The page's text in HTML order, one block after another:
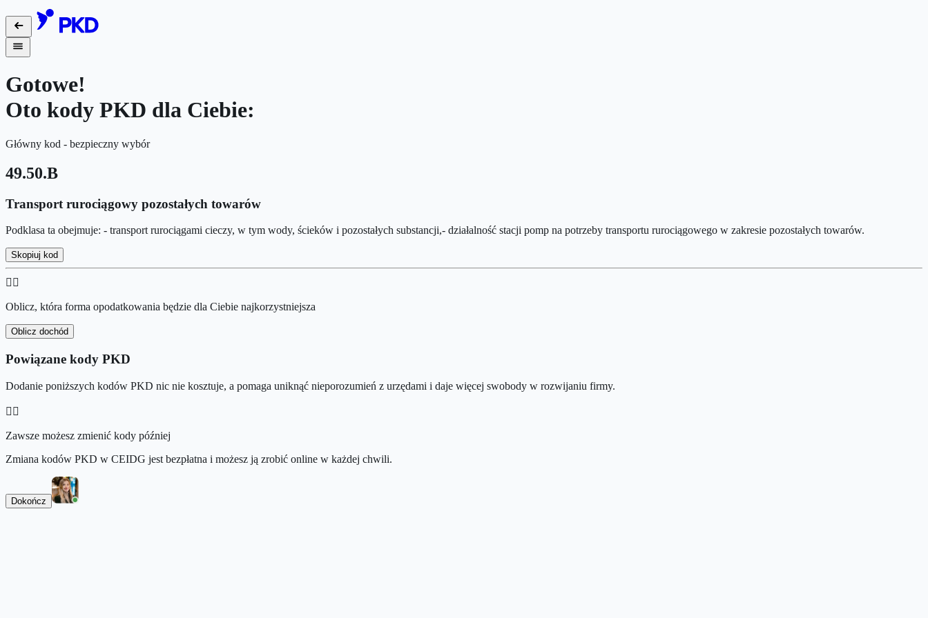
Gotowe!
Oto kody PKD dla Ciebie:
Główny kod - bezpieczny wybór
49.50.B
Transport rurociągowy pozostałych towarów
Podklasa ta obejmuje: - transport rurociągami cieczy, w tym wody, ścieków i pozostałych substancji,- działalność stacji pomp na potrzeby transportu rurociągowego w zakresie pozostałych towarów.
Skopiuj kod
👉🏻
Oblicz, która forma opodatkowania będzie dla Ciebie najkorzystniejsza
Oblicz dochód
Powiązane kody PKD
Dodanie poniższych kodów PKD nic nie kosztuje, a pomaga uniknąć nieporozumień z urzędami i daje więcej swobody w rozwijaniu firmy.
👉🏻
Zawsze możesz zmienić kody później
Zmiana kodów PKD w CEIDG jest bezpłatna i możesz ją zrobić online w każdej chwili.
Dokończ